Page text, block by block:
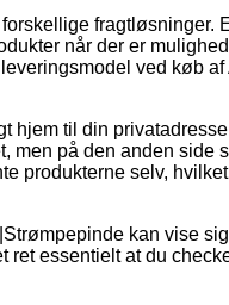
fragtløsninger.
når der er
ved køb
hjem til din
men på den anden
produkterne selv,
kan vise
ret essentielt at du